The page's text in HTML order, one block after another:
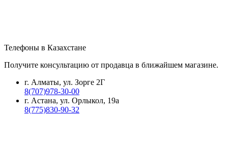
Телефоны в Казахстане
Получите консультацию от продавца в ближайшем магазине.
г. Алматы, ул. Зорге 2Г
8(707)978-30-00
г. Астана, ул. Орлыкол, 19а
8(775)830-90-32